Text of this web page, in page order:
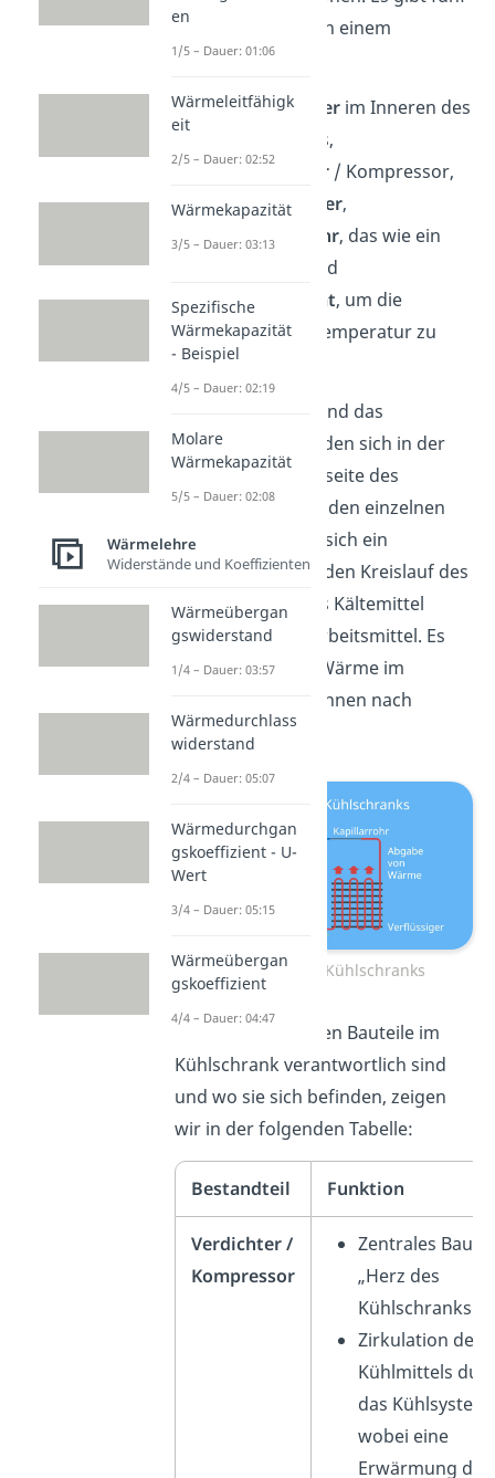
zentrale Bauteile in einem
Kühlschrank:
derVerdampferim Inneren des
Kühlschrankes,
derVerdichter/ Kompressor,
derVerflüssiger,
ein
Kapillarrohr, das wie ein
Ventil wirkt und
einThermostat, um die
gewünschte Temperatur zu
regeln.
Der Verflüssiger und das
Kapillarrohr befinden sich in der
Regel an der Rückseite des
Kühlschrankes. In den einzelnen
Bauteilen bewegt sich ein
Kältemittel durch den Kreislauf des
Kühlschranks. Das Kältemittel
nennst du auch Arbeitsmittel. Es
transportiert die Wärme im
Kühlschrank von innen nach
außen.
Aufbau eines Kühlschranks
Wofür die einzelnen Bauteile im
Kühlschrank verantwortlich sind
und wo sie sich befinden, zeigen
wir in der folgenden Tabelle:
Bestandteil Funktion
Verdichter /
Kompressor
Zentrales
„Herz des
Kühlschranks“
Zirkulation des
Kühlmittels
das Kühlsystem,
wobei eine
Erwärmung
en
1/5 – Dauer: 01:06
Wärmeleitfähigk
eit
2/5 – Dauer: 02:52
Wärmekapazität
3/5 – Dauer: 03:13
Spezifische
Wärmekapazität
- Beispiel
4/5 – Dauer: 02:19
Molare
Wärmekapazität
5/5 – Dauer: 02:08
Wärmelehre
Widerstände und Koeffizienten
Wärmeübergan
gswiderstand
1/4 – Dauer: 03:57
Wärmedurchlass
widerstand
2/4 – Dauer: 05:07
Wärmedurchgan
gskoeffizient - U-
Wert
3/4 – Dauer: 05:15
Wärmeübergan
gskoeffizient
4/4 – Dauer: 04:47